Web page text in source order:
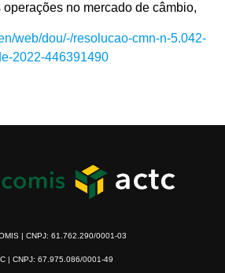
no mercado de câmbio,
web/dou/-/resolucao-cmn-n-5.042-
2022-446391490
| CNPJ: 61.762.290/0001-03
| CNPJ: 67.975.086/0001-49